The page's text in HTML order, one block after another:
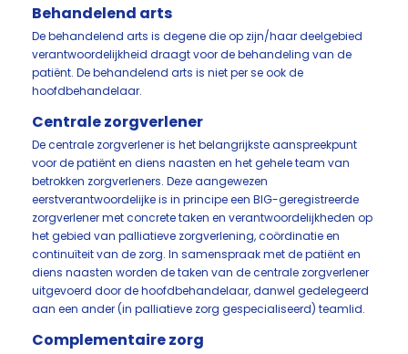
Behandelend arts
De behandelend arts is degene die op zijn/haar deelgebied
verantwoordelijkheid draagt voor de behandeling van de
patiënt. De behandelend arts is niet per se ook de
hoofdbehandelaar.
Centrale zorgverlener
De centrale zorgverlener is het belangrijkste aanspreekpunt
voor de patiënt en diens naasten en het gehele team van
betrokken zorgverleners. Deze aangewezen
eerstverantwoordelijke is in principe een BIG-geregistreerde
zorgverlener met concrete taken en verantwoordelijkheden op
het gebied van palliatieve zorgverlening, coördinatie en
continuïteit van de zorg. In samenspraak met de patiënt en
diens naasten worden de taken van de centrale zorgverlener
uitgevoerd door de hoofdbehandelaar, danwel gedelegeerd
aan een ander (in palliatieve zorg gespecialiseerd) teamlid.
Complementaire zorg